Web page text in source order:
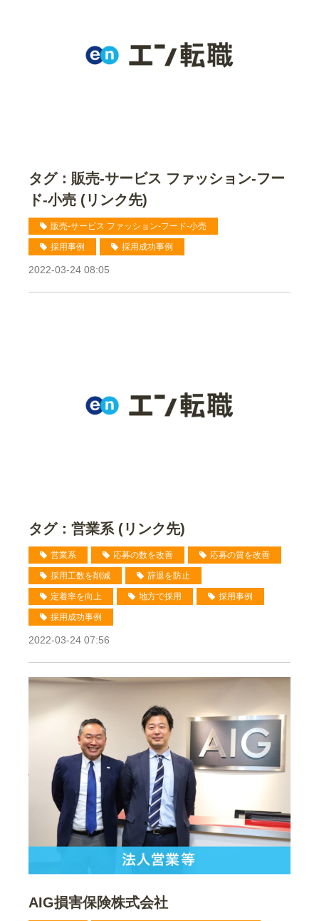
タグ：販売-サービス ファッション-フー
ド-小売 (リンク先)
販売-サービス ファッション-フード-小売
採用事例 採用成功事例
2022-03-24 08:05
タグ：営業系 (リンク先)
営業系 応募の数を改善 応募の質を改善
採用工数を削減 辞退を防止
定着率を向上 地方で採用 採用事例
採用成功事例
2022-03-24 07:56
AIG損害保険株式会社